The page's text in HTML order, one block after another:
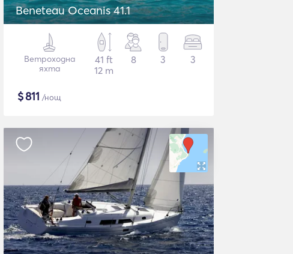
Beneteau Oceanis 41.1
Ветроходна
яхта
41 ft
12 m
8 3 3
$811 /нощ